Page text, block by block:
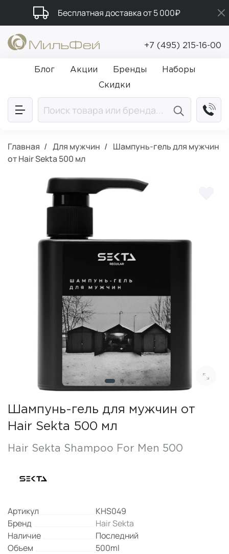
Бесплатная доставка от 5 000₽
Промокод ПРИВЕТ
Подарки в каждый заказ от 5 000₽
+7 (495) 215-16-00
Блог Акции Бренды
Наборы
Скидки
Главная Для мужчин
Шампунь-гель для мужчин
от Hair Sekta 500 мл
Шампунь-гель для мужчин от
Hair Sekta 500 мл
Hair Sekta Shampoo For Men 500
Артикул
KHS049
Бренд
Hair Sekta
Наличие
Последний
Объем
500ml